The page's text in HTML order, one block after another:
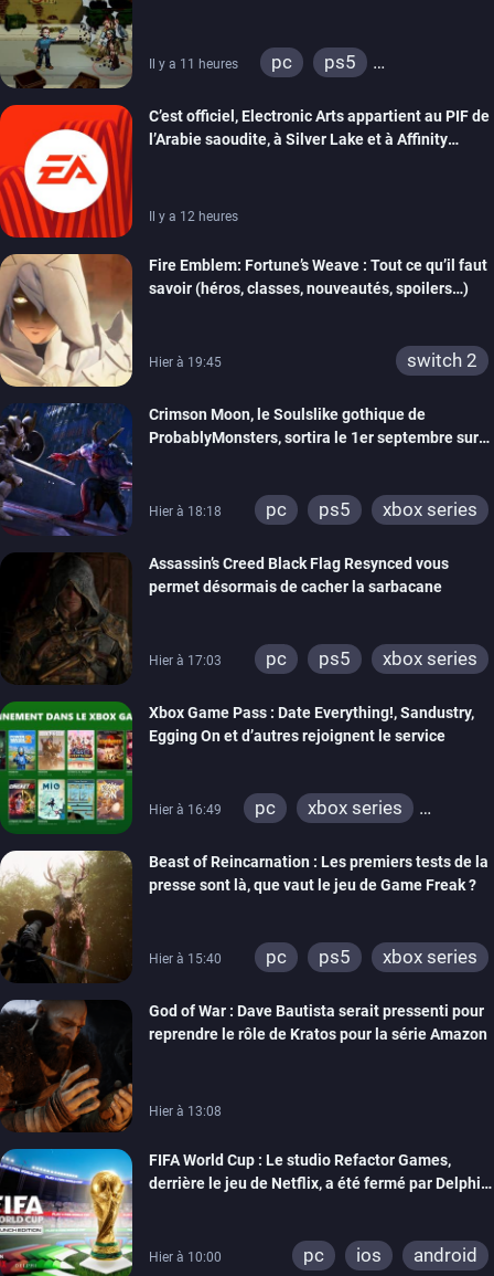
Il y a 11 heures pc
ps5
switch 2
C’est officiel, Electronic Arts appartient au PIF de
l’Arabie saoudite, à Silver Lake et à Affinity
Il y a 12 heures
Fire Emblem: Fortune’s Weave : Tout ce qu’il faut
savoir (héros, classes, nouveautés, spoilers…)
Hier à 19:45 switch 2
Crimson Moon, le Soulslike gothique de
ProbablyMonsters, sortira le 1er septembre sur
Hier à 18:18 pc ps5 xbox series
Assassin’s Creed Black Flag Resynced vous
permet désormais de cacher la sarbacane
Hier à 17:03 pc ps5 xbox series
Xbox Game Pass : Date Everything!, Sandustry,
Egging On et d’autres rejoignent le service
Hier à 16:49 pc
xbox series
Beast of Reincarnation : Les premiers tests de la
presse sont là, que vaut le jeu de Game Freak ?
Hier à 15:40 pc ps5 xbox series
God of War : Dave Bautista serait pressenti pour
reprendre le rôle de Kratos pour la série Amazon
Hier à 13:08
FIFA World Cup : Le studio Refactor Games,
derrière le jeu de Netflix, a été fermé par Delphi
Hier à 10:00 pc ios android